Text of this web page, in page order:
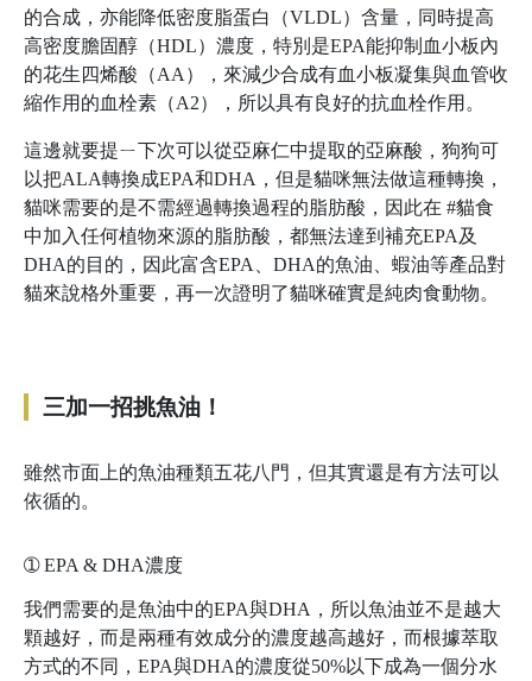
的合成，亦能降低密度脂蛋白（VLDL）含量，同時提高
高密度膽固醇（HDL）濃度，特別是EPA能抑制血小板內
的花生四烯酸（AA），來減少合成有血小板凝集與血管收
縮作用的血栓素（A2），所以具有良好的抗血栓作用。
這邊就要提ㄧ下次可以從亞麻仁中提取的亞麻酸，狗狗可
以把ALA轉換成EPA和DHA，但是貓咪無法做這種轉換，
貓咪需要的是不需經過轉換過程的脂肪酸，因此在 #貓食
中加入任何植物來源的脂肪酸，都無法達到補充EPA及
DHA的目的，因此富含EPA、DHA的魚油、蝦油等產品對
貓來說格外重要，再一次證明了貓咪確實是純肉食動物。
三加一招挑魚油！
雖然市面上的魚油種類五花八門，但其實還是有方法可以
依循的。
➀EPA & DHA濃度
我們需要的是魚油中的EPA與DHA，所以魚油並不是越大
顆越好，而是兩種有效成分的濃度越高越好，而根據萃取
方式的不同，EPA與DHA的濃度從50%以下成為一個分水